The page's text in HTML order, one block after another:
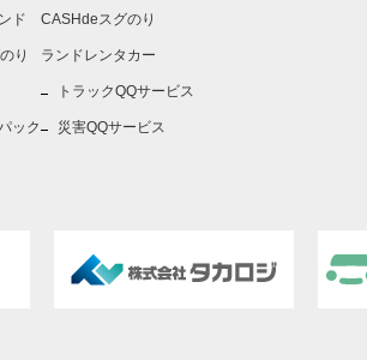
ド
り
ック
CASHdeスグのり
ランドレンタカー
トラックQQサービス
災害QQサービス